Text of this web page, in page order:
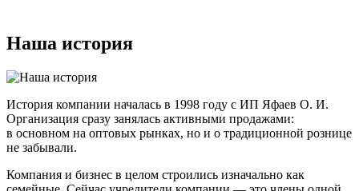
Наша история
История компании началась в 1998 году с ИП Яфаев О. И.
Организация сразу занялась активными продажами:
в основном на оптовых рынках, но и о традиционной рознице
не забывали.
Компания и бизнес в целом строились изначально как